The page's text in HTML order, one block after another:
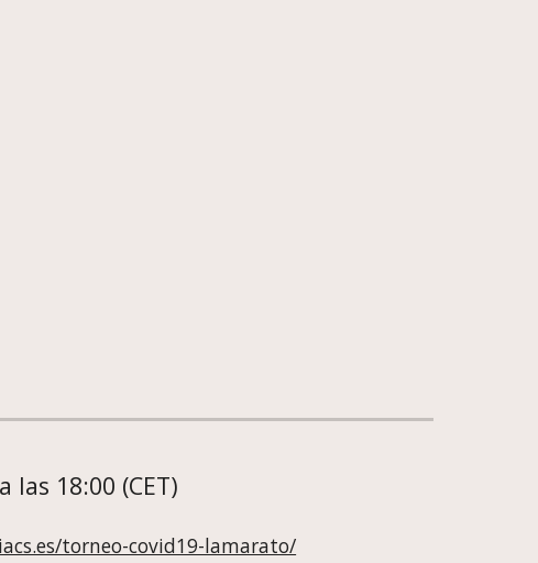
las 18:00 (CET)
torneo-covid19-lamarato/